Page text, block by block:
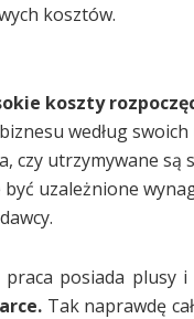
kosztów.
koszty
według
czy utrzymywane są
uzależnione
praca posiada plusy
Tak naprawdę